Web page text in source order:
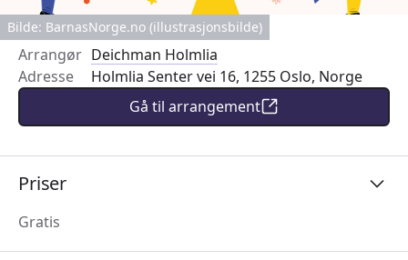
Bilde: BarnasNorge.no (illustrasjonsbilde)
Arrangør Deichman Holmlia
Adresse
Holmlia Senter vei 16, 1255 Oslo, Norge
Gå til arrangement
Priser
Gratis